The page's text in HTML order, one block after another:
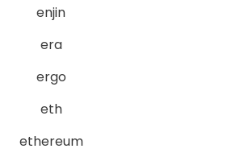
enjin
era
ergo
eth
ethereum